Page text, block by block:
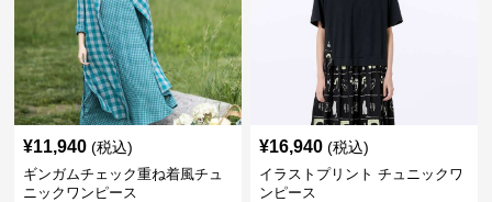
¥11,940 (税込)
ギンガムチェック重ね着風チュ
ニックワンピース
¥16,940 (税込)
イラストプリント チュニックワ
ンピース